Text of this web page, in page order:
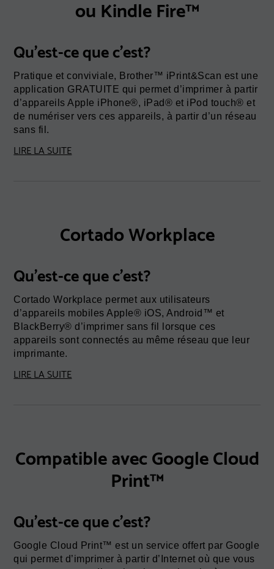
ou Kindle Fire™
Qu'est-ce que c'est?
Pratique et conviviale, Brother™ iPrint&Scan est une
application GRATUITE qui permet d’imprimer à partir
d’appareils Apple iPhone®, iPad® et iPod touch® et
de numériser vers ces appareils, à partir d’un réseau
sans fil.
LIRE LA SUITE
Cortado Workplace
Qu'est-ce que c'est?
Cortado Workplace permet aux utilisateurs
d’appareils mobiles Apple® iOS, Android™ et
BlackBerry® d’imprimer sans fil lorsque ces
appareils sont connectés au même réseau que leur
imprimante.
LIRE LA SUITE
Compatible avec Google Cloud
Print™
Qu'est-ce que c'est?
Google Cloud Print™ est un service offert par Google
qui permet d’imprimer à partir d’Internet où que vous